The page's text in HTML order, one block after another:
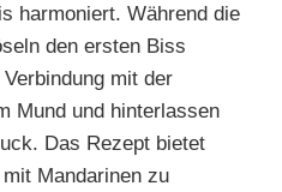
harmoniert. Während die
den ersten Biss
mit der
Mund und hinterlassen
Das Rezept bietet
Mandarinen zu